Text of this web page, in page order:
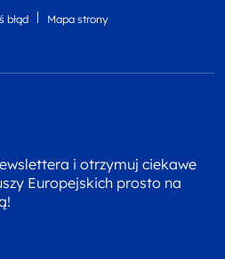
błąd Mapa strony
i otrzymuj ciekawe
Europejskich prosto na